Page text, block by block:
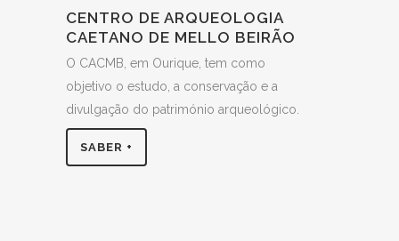
CENTRO DE ARQUEOLOGIA
CAETANO DE MELLO BEIRÃO
O CACMB, em Ourique, tem como
objetivo o estudo, a conservação e a
divulgação do património arqueológico.
SABER +